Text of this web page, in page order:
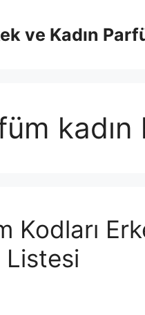
ve Kadın
kadın
Kodları
Listesi